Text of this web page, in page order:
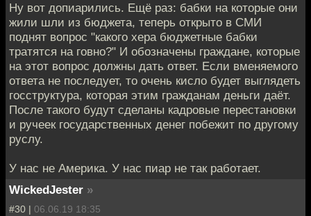
Ну вот допиарились. Ещё раз: бабки на которые они
жили шли из бюджета, теперь открыто в СМИ
поднят вопрос "какого хера бюджетные бабки
тратятся на говно?" И обозначены граждане, которые
на этот вопрос должны дать ответ. Если вменяемого
ответа не последует, то очень кисло будет выглядеть
госструктура, которая этим гражданам деньги даёт.
После такого будут сделаны кадровые перестановки
и ручеек государственных денег побежит по другому
руслу.
У нас не Америка. У нас пиар не так работает.
WickedJester »
#30 | 06.06.19 18:35